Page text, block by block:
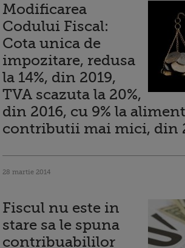
Modificarea
Codului Fiscal:
Cota unica de
impozitare, redusa
la 14%, din 2019,
TVA scazuta la 20%,
din 2016, cu 9% la
contributii mai mici, din
28 martie 2014
Fiscul nu este in
stare sa le spuna
contribuabililor